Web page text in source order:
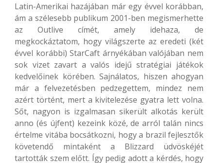
Latin-Amerikai hazájában már egy évvel korábban,
ám a szélesebb publikum 2001-ben megismerhette
az Outlive címét, amely idehaza, de
megkockáztatom, hogy világszerte az eredeti (két
évvel korábbi) StarCaft árnyékában valójában nem
sok vizet zavart a valós idejű stratégiai játékok
kedvelőinek körében. Sajnálatos, hiszen ahogyan
már a felvezetésben pedzegettem, mindez nem
azért történt, mert a kivitelezése gyatra lett volna.
Sőt, nagyon is izgalmasan sikerült alkotás került
anno (és újfent) kezeink közé, de arról talán nincs
értelme vitába bocsátkozni, hogy a brazil fejlesztők
követendő mintaként a Blizzard üdvöskéjét
tartották szem előtt. Így pedig adott a kérdés, hogy